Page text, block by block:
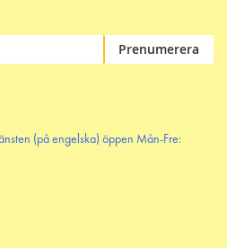
Prenumerera
(på engelska) öppen Mån-Fre: